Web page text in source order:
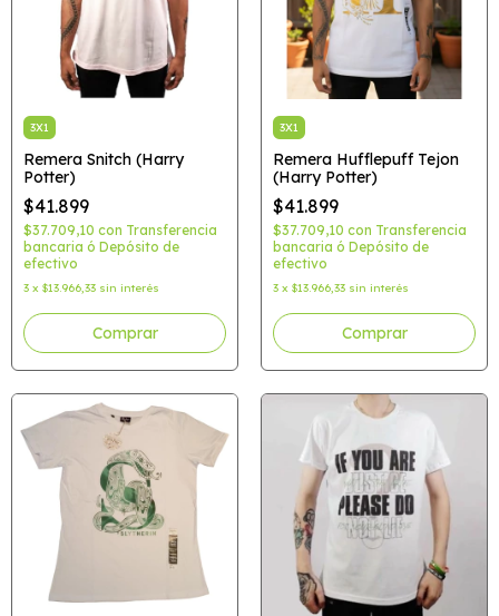
3X1
Remera Snitch (Harry
Potter)
$41.899
$37.709,10 con Transferencia
bancaria ó Depósito de
efectivo
3 x $13.966,33 sin interés
Comprar
3X1
Remera Hufflepuff Tejon
(Harry Potter)
$41.899
$37.709,10 con Transferencia
bancaria ó Depósito de
efectivo
3 x $13.966,33 sin interés
Comprar